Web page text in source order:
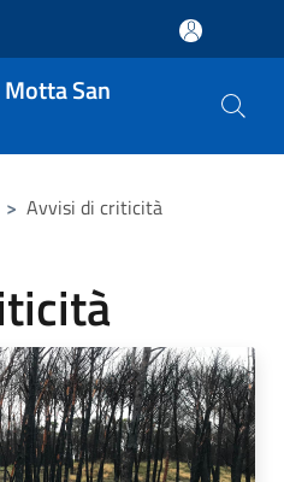
San
> Avvisi di criticità